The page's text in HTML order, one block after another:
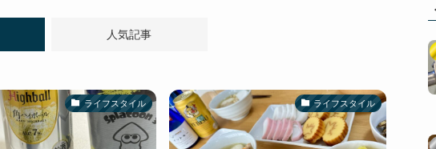
人気記事
ライフスタイル ライフスタイル